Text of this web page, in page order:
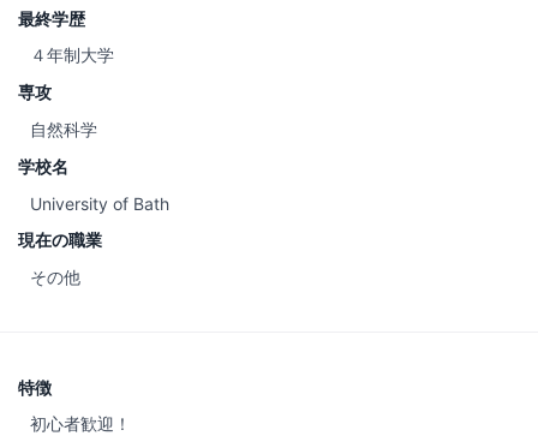
最終学歴
４年制大学
専攻
自然科学
学校名
University of Bath
現在の職業
その他
特徴
初心者歓迎！